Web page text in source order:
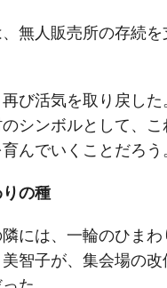
無人販売所の存続を
び活気を取り戻した
シンボルとして、
んでいくことだろう
の種
には、一輪のひま
智子が、集会場の改